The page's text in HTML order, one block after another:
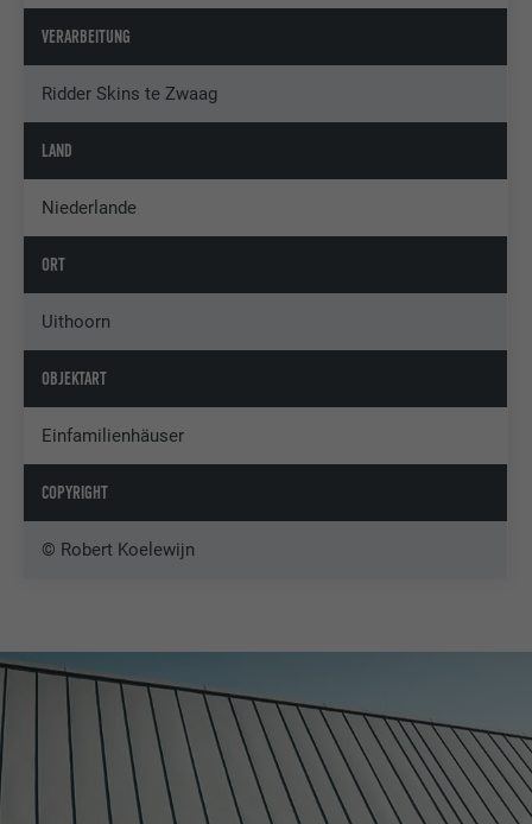
VERARBEITUNG
Ridder Skins te Zwaag
LAND
Niederlande
ORT
Uithoorn
OBJEKTART
Einfamilienhäuser
COPYRIGHT
© Robert Koelewijn